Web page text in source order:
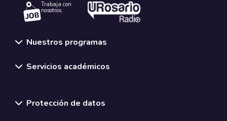
Trabaja con
nosotros.
Nuestros programas
Servicios académicos
Protección de datos